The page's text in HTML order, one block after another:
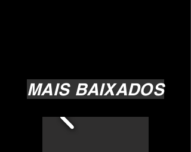
MAIS BAIXADOS